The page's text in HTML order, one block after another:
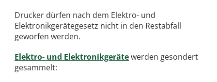
Drucker dürfen nach dem Elektro- und
Elektronikgerätegesetz nicht in den Restabfall
geworfen werden.
Elektro- und Elektronikgerätewerden gesondert
gesammelt: